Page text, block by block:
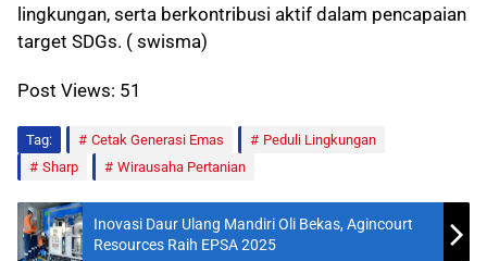
lingkungan, serta berkontribusi aktif dalam pencapaian
target SDGs. ( swisma)
Post Views: 51
Tag: Cetak Generasi Emas
Peduli Lingkungan
Sharp
Wirausaha Pertanian
Inovasi Daur Ulang Mandiri Oli Bekas, Agincourt
Resources Raih EPSA 2025